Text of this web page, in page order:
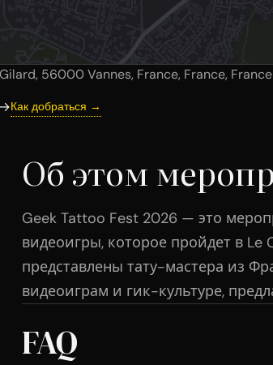
56000 Vannes, France, France, France
Как добраться →
Об этом
Geek Tattoo Fest 2026 — это
видеоигры, которое пройдет в Le
представлены тату-мастера из
видеоиграм и гик-культуре,
FAQ